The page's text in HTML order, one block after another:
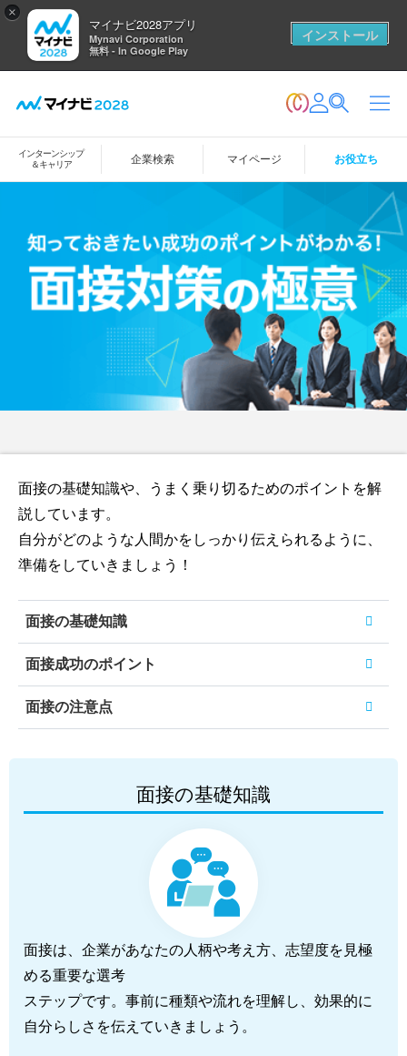
×
マイナビ2028アプリ
Mynavi Corporation
無料 - In Google Play
インストール
インターンシップ
＆キャリア
企業検索 マイページ お役立ち
面接の基礎知識や、うまく乗り切るためのポイントを解
説しています。
自分がどのような人間かをしっかり伝えられるように、
準備をしていきましょう！
面接の基礎知識
面接成功のポイント
面接の注意点
面接の基礎知識
面接は、企業があなたの人柄や考え方、志望度を見極
める重要な選考
ステップです。事前に種類や流れを理解し、効果的に
自分らしさを伝えていきましょう。